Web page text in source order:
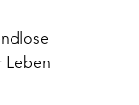
Leben